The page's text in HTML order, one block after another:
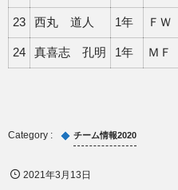
23 西丸 道人 1年 ＦＷ
24 真喜志 孔明 1年 ＭＦ
チーム情報2020
2021年3月13日